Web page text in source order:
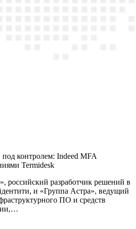
контролем: Indeed MFA
Termidesk
российский разработчик решений в
и «Группа Астра», ведущий
ПО и средств